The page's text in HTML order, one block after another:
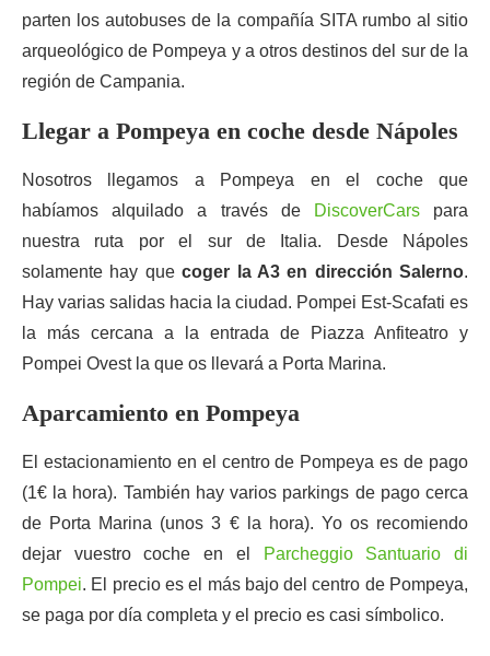
parten los autobuses de la compañía SITA rumbo al sitio
arqueológico de Pompeya y a otros destinos del sur de la
región de Campania.
Llegar a Pompeya en coche desde Nápoles
Nosotros llegamos a Pompeya en el coche que
habíamos alquilado a través de
DiscoverCarspara
nuestra ruta por el sur de Italia. Desde Nápoles
solamente hay quecoger la A3 en dirección Salerno.
Hay varias salidas hacia la ciudad. Pompei Est-Scafati es
la más cercana a la entrada de Piazza Anfiteatro y
Pompei Ovest la que os llevará a Porta Marina.
Aparcamiento en Pompeya
El estacionamiento en el centro de Pompeya es de pago
(1€ la hora). También hay varios parkings de pago cerca
de Porta Marina (unos 3 € la hora). Yo os recomiendo
dejar vuestro coche en el
Parcheggio Santuario di
Pompei. El precio es el más bajo del centro de Pompeya,
se paga por día completa y el precio es casi símbolico.